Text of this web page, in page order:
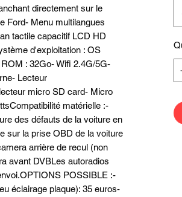
directement sur le
Ford- Menu multilangues
tactile capacitif LCD HD
d'exploitation : OS
: 32Go- Wifi 2.4G/5G-
Lecteur
micro SD card- Micro
matérielle :-
des défauts de la voiture en
sur la prise OBD de la voiture
arrière de recul (non
avant DVBLes autoradios
POSSIBLE :-
éclairage plaque): 35 euros-